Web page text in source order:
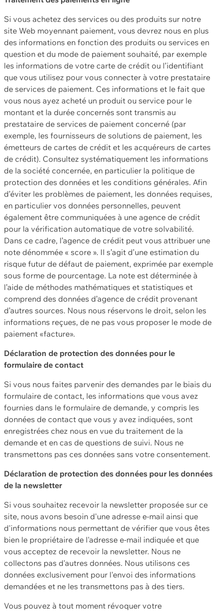
Si vous achetez des services ou des produits sur notre
site Web moyennant paiement, vous devrez nous en plus
des informations en fonction des produits ou services en
question et du mode de paiement souhaité, par exemple
les informations de votre carte de crédit ou l’identifiant
que vous utilisez pour vous connecter à votre prestataire
de services de paiement. Ces informations et le fait que
vous nous ayez acheté un produit ou service pour le
montant et la durée concernés sont transmis au
prestataire de services de paiement concerné (par
exemple, les fournisseurs de solutions de paiement, les
émetteurs de cartes de crédit et les acquéreurs de cartes
de crédit). Consultez systématiquement les informations
de la société concernée, en particulier la politique de
protection des données et les conditions générales. Afin
d’éviter les problèmes de paiement, les données requises,
en particulier vos données personnelles, peuvent
également être communiquées à une agence de crédit
pour la vérification automatique de votre solvabilité.
Dans ce cadre, l’agence de crédit peut vous attribuer une
note dénommée « score ». Il s’agit d’une estimation du
risque futur de défaut de paiement, exprimée par exemple
sous forme de pourcentage. La note est déterminée à
l’aide de méthodes mathématiques et statistiques et
comprend des données d’agence de crédit provenant
d’autres sources. Nous nous réservons le droit, selon les
informations reçues, de ne pas vous proposer le mode de
paiement «facture».
Déclaration de protection des données pour le
formulaire de contact
Si vous nous faites parvenir des demandes par le biais du
formulaire de contact, les informations que vous avez
fournies dans le formulaire de demande, y compris les
données de contact que vous y avez indiquées, sont
enregistrées chez nous en vue du traitement de la
demande et en cas de questions de suivi. Nous ne
transmettons pas ces données sans votre consentement.
Déclaration de protection des données pour les données
de la newsletter
Si vous souhaitez recevoir la newsletter proposée sur ce
site, nous avons besoin d'une adresse e-mail ainsi que
d'informations nous permettant de vérifier que vous êtes
bien le propriétaire de l'adresse e-mail indiquée et que
vous acceptez de recevoir la newsletter. Nous ne
collectons pas d'autres données. Nous utilisons ces
données exclusivement pour l'envoi des informations
demandées et ne les transmettons pas à des tiers.
Vous pouvez à tout moment révoquer votre